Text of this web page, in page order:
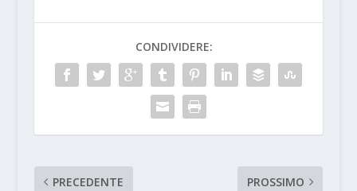
CONDIVIDERE:
PRECEDENTE PROSSIMO